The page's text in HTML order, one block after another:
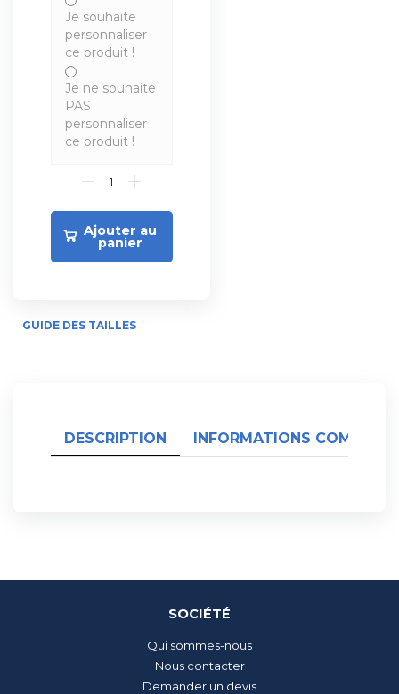
Je souhaite
personnaliser
ce produit !
Je ne souhaite
PAS
personnaliser
ce produit !
Ajouter au
panier
GUIDE DES TAILLES
DESCRIPTION INFORMATIONS
SOCIÉTÉ
Qui sommes-nous
Nous contacter
Demander un devis